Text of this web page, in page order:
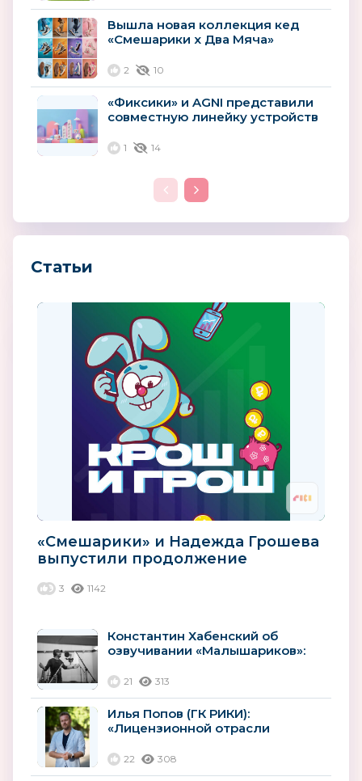
Вышла новая коллекция кед
«Смешарики х Два Мяча»
2 10
«Фиксики» и AGNI представили
совместную линейку устройств
1 14
Статьи
«Смешарики» и Надежда Грошева
выпустили продолжение
3 1142
Константин Хабенский об
озвучивании «Малышариков»:
маленькие...
21 313
Илья Попов (ГК РИКИ):
«Лицензионной отрасли
поддержки»
22 308